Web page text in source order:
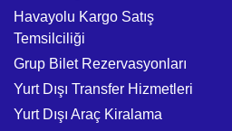
Havayolu Kargo Satış
Temsilciliği
Grup Bilet Rezervasyonları
Yurt Dışı Transfer Hizmetleri
Yurt Dışı Araç Kiralama